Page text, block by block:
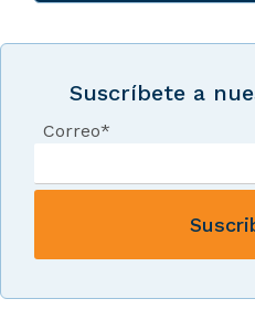
Suscríbete a
Correo*